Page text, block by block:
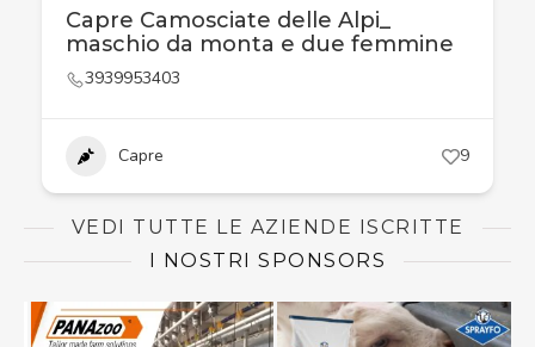
Capre Camosciate delle Alpi_
maschio da monta e due femmine
3939953403
Capre 9
VEDI TUTTE LE AZIENDE ISCRITTE
I NOSTRI SPONSORS